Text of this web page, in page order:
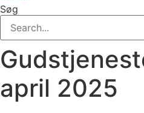
Søg
april 2025